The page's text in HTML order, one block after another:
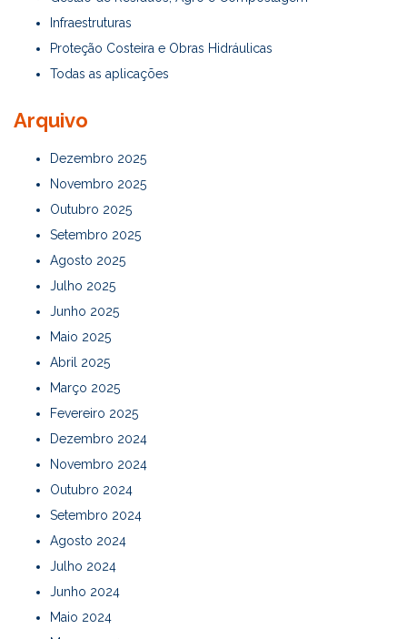
Infraestruturas
Proteção Costeira e Obras Hidráulicas
Todas as aplicações
Arquivo
Dezembro 2025
Novembro 2025
Outubro 2025
Setembro 2025
Agosto 2025
Julho 2025
Junho 2025
Maio 2025
Abril 2025
Março 2025
Fevereiro 2025
Dezembro 2024
Novembro 2024
Outubro 2024
Setembro 2024
Agosto 2024
Julho 2024
Junho 2024
Maio 2024